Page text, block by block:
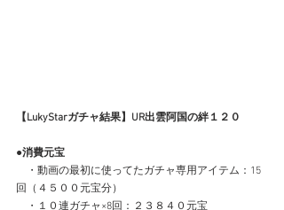
【LukyStarガチャ結果】UR出雲阿国の絆１２０
●消費元宝
・動画の最初に使ってたガチャ専用アイテム：15
回（４５００元宝分）
・１０連ガチャ×8回：２３８４０元宝